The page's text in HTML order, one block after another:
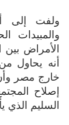
ولفت إلى
والمبيدات
الأمراض
أنه يحاول
خارج مصر
إصلاح
السليم الذي